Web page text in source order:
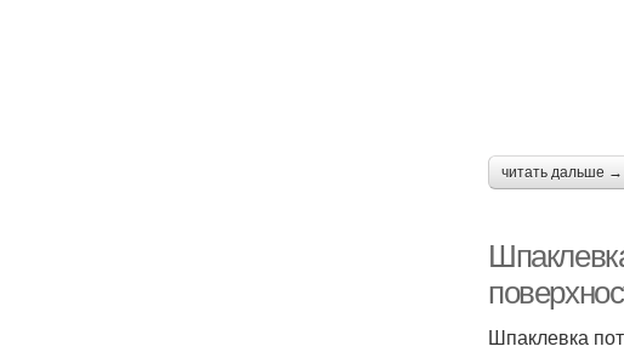
читать дальше →
Шпаклевка